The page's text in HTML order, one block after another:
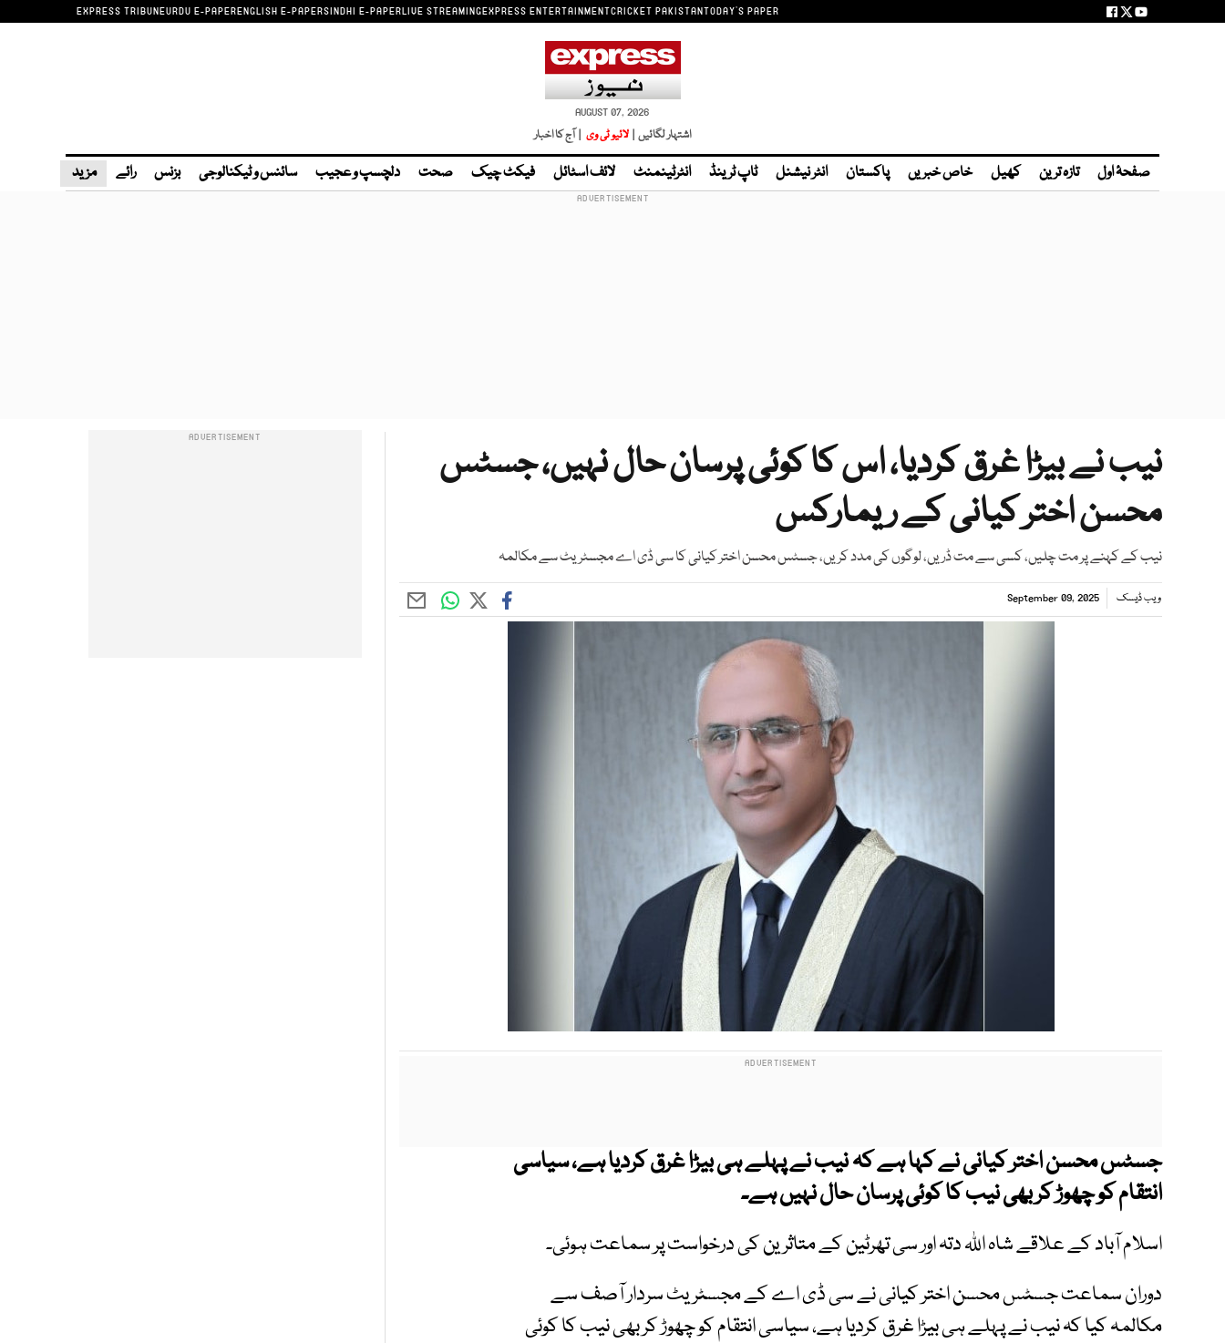
EXPRESS TRIBUNEURDU E-PAPERENGLISH E-PAPERSINDHI E-PAPERLIVE STREAMINGEXPRESS ENTERTAINMENTCRICKET PAKISTANTODAY'S PAPER
AUGUST 07, 2026
اشتہار لگائیں | لائیو ٹی وی | آج کا اخبار
صفحۂ اول تازہ ترین کھیل خاص خبریں پاکستان انٹر نیشنل ٹاپ ٹرینڈ انٹرٹینمنٹ لائف اسٹائل فیکٹ چیک صحت دلچسپ و عجیب سائنس و ٹیکنالوجی بزنس رائے مزید
نیب نے بیڑا غرق کردیا، اس کا کوئی پرسان حال نہیں، جسٹس
محسن اختر کیانی کے ریمارکس
نیب کے کہنے پر مت چلیں، کسی سے مت ڈریں، لوگوں کی مدد کریں، جسٹس محسن اختر کیانی کا سی ڈی اے مجسٹریٹ سے مکالمہ
ویب ڈیسک September 09, 2025
جسٹس محسن اختر کیانی نے کہا ہے کہ نیب نے پہلے ہی بیڑا غرق کردیا ہے، سیاسی
انتقام کو چھوڑ کر بھی نیب کا کوئی پرسان حال نہیں ہے۔
اسلام آباد کے علاقے شاہ اللہ دتہ اور سی تھرٹین کے متاثرین کی درخواست پر سماعت ہوئی۔
دوران سماعت جسٹس محسن اختر کیانی نے سی ڈی اے کے مجسٹریٹ سردار آصف سے
مکالمہ کیا کہ نیب نے پہلے ہی بیڑا غرق کردیا ہے، سیاسی انتقام کو چھوڑ کر بھی نیب کا کوئی